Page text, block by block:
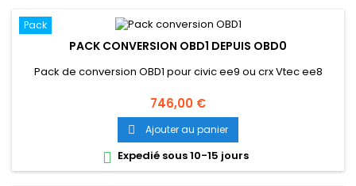
Pack
PACK CONVERSION OBD1 DEPUIS OBD0
Pack de conversion OBD1 pour civic ee9 ou crx Vtec ee8
Prix
746,00 €
 Ajouter au panier
 Expedié sous 10-15 jours